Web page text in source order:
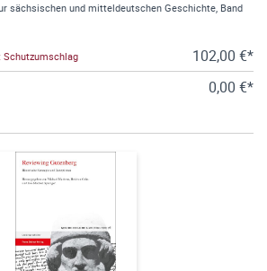
sächsischen und mitteldeutschen Geschichte, Band
Schutzumschlag 102,00 €*
0,00 €*